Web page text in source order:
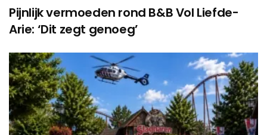
Pijnlijk vermoeden rond B&B Vol Liefde-
Arie: ‘Dit zegt genoeg’